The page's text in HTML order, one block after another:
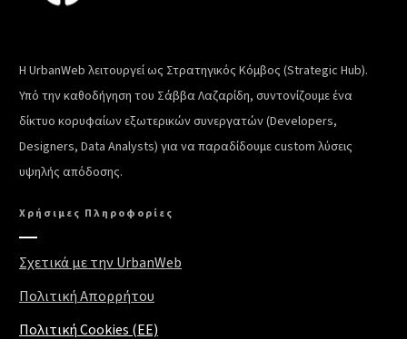
Η UrbanWeb λειτουργεί ως Στρατηγικός Κόμβος (Strategic Hub).
Υπό την καθοδήγηση του Σάββα Λαζαρίδη, συντονίζουμε ένα
δίκτυο κορυφαίων εξωτερικών συνεργατών (Developers,
Designers, Data Analysts) για να παραδίδουμε custom λύσεις
υψηλής απόδοσης.
Χρήσιμες Πληροφορίες
Σχετικά με την UrbanWeb
Πολιτική Απορρήτου
Πολιτική Cookies (EE)